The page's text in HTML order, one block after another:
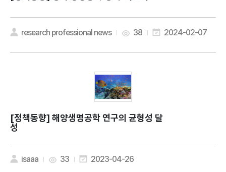
research professional news 38 2024-02-07
[정책동향]
성
isaaa 33 2023-04-26